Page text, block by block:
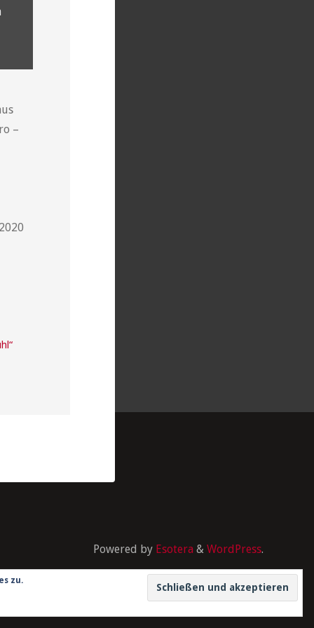
–
Powered by Esotera & WordPress.
zu.